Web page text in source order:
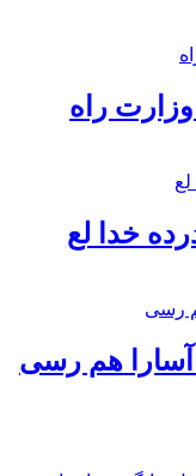
وزارت راه
خدا لع
آسارا هم رسی